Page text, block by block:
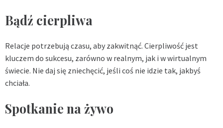
Bądź cierpliwa
Relacje potrzebują czasu, aby zakwitnąć. Cierpliwość jest
kluczem do sukcesu, zarówno w realnym, jak i w wirtualnym
świecie. Nie daj się zniechęcić, jeśli coś nie idzie tak, jakbyś
chciała.
Spotkanie na żywo